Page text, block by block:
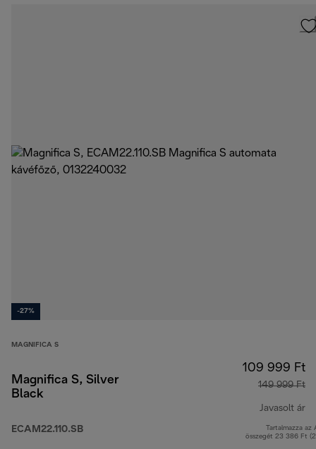
-27%
MAGNIFICA S
Magnifica S, Silver
Black
ECAM22.110.SB
109 999 Ft
149 999 Ft
Javasolt ár
Tartalmazza az
összegét 23 386 Ft